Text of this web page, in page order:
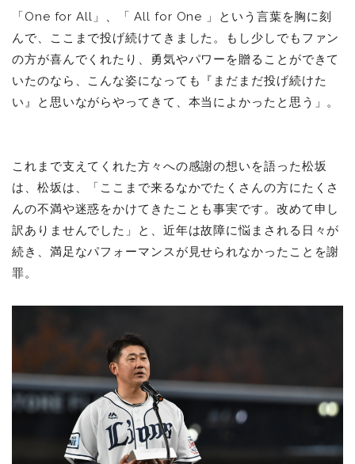
「One for All」、「 All for One 」という言葉を胸に刻
んで、ここまで投げ続けてきました。もし少しでもファン
の方が喜んでくれたり、勇気やパワーを贈ることができて
いたのなら、こんな姿になっても『まだまだ投げ続けた
い』と思いながらやってきて、本当によかったと思う」。
これまで支えてくれた方々への感謝の想いを語った松坂
は、松坂は、「ここまで来るなかでたくさんの方にたくさ
んの不満や迷惑をかけてきたことも事実です。改めて申し
訳ありませんでした」と、近年は故障に悩まされる日々が
続き、満足なパフォーマンスが見せられなかったことを謝
罪。